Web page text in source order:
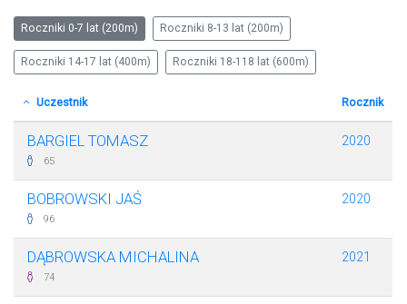
Roczniki 0-7 lat (200m) Roczniki 8-13 lat (200m)
Roczniki 14-17 lat (400m) Roczniki 18-118 lat (600m)
Uczestnik Rocznik
BARGIEL TOMASZ
65
2020
BOBROWSKI JAŚ
96
2020
DĄBROWSKA MICHALINA
74
2021